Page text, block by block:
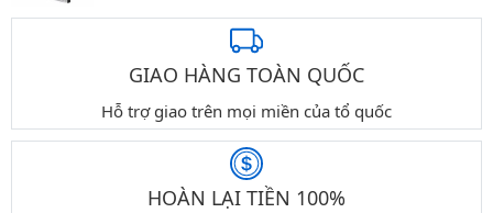
GIAO HÀNG TOÀN QUỐC
Hỗ trợ giao trên mọi miền của tổ quốc
HOÀN LẠI TIỀN 100%